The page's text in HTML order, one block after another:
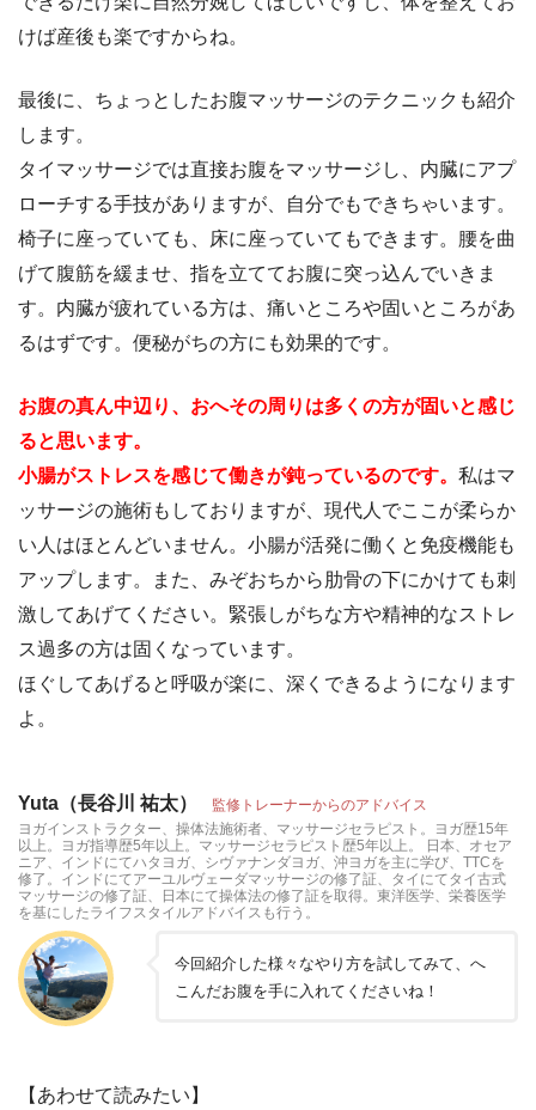
けば産後も楽ですからね。
最後に、ちょっとしたお腹マッサージのテクニックも紹介
します。
タイマッサージでは直接お腹をマッサージし、内臓にアプ
ローチする手技がありますが、自分でもできちゃいます。
椅子に座っていても、床に座っていてもできます。腰を曲
げて腹筋を緩ませ、指を立ててお腹に突っ込んでいきま
す。内臓が疲れている方は、痛いところや固いところがあ
るはずです。便秘がちの方にも効果的です。
お腹の真ん中辺り、おへその周りは多くの方が固いと感じ
ると思います。
小腸がストレスを感じて働きが鈍っているのです。 私はマ
ッサージの施術もしておりますが、現代人でここが柔らか
い人はほとんどいません。小腸が活発に働くと免疫機能も
アップします。また、みぞおちから肋骨の下にかけても刺
激してあげてください。緊張しがちな方や精神的なストレ
ス過多の方は固くなっています。
ほぐしてあげると呼吸が楽に、深くできるようになります
よ。
Yuta（長谷川 祐太） 監修トレーナーからのアドバイス
ヨガインストラクター、操体法施術者、マッサージセラピスト。ヨガ歴15年
以上。ヨガ指導歴5年以上。マッサージセラピスト歴5年以上。 日本、オセア
ニア、インドにてハタヨガ、シヴァナンダヨガ、沖ヨガを主に学び、TTCを
修了。インドにてアーユルヴェーダマッサージの修了証、タイにてタイ古式
マッサージの修了証、日本にて操体法の修了証を取得。東洋医学、栄養医学
を基にしたライフスタイルアドバイスも行う。
今回紹介した様々なやり方を試してみて、へ
こんだお腹を手に入れてくださいね！
【あわせて読みたい】